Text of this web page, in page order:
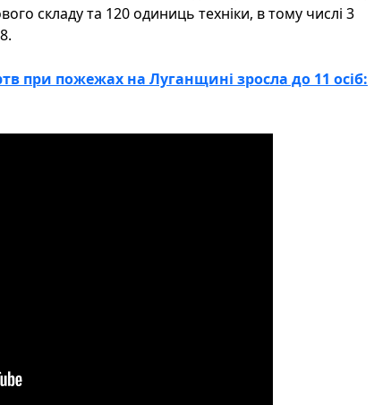
складу та 120 одиниць техніки, в тому числі 3
при пожежах на Луганщині зросла до 11 осіб: